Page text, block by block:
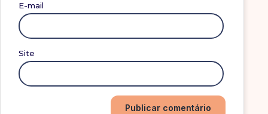
E-mail
Site